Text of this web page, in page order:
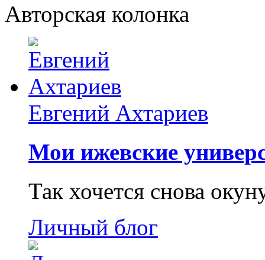
Авторская колонка
Евгений Ахтариев
Мои ижевские
Так хочется снова
Личный блог